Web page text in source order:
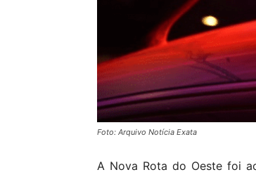
Foto: Arquivo Notícia Exata
A Nova Rota do Oeste foi